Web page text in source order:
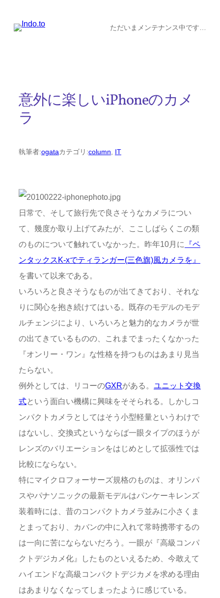
ただいまメンテナンス中です…
意外に楽しいiPhoneのカメ
ラ
執筆者:ogataカテゴリ:column, IT
日常で、そして旅行先で良さそうなカメラについ
て、幾度か取り上げてみたが、ここしばらくこの類
のものについて触れていなかった。昨年10月に
『ペ
ンタックスK-xでティランガー(三色旗)風カメラを』
を書いて以来である。
いろいろと良さそうなものが出てきており、それな
りに関心を抱き続けてはいる。既存のモデルのモデ
ルチェンジにより、いろいろと魅力的なカメラが世
の出てきているものの、これまでまったくなかった
『オンリー・ワン』な性格を持つものはあまり見当
たらない。
例外としては、リコーのGXRがある。 ユニット交換
式という面白い機構に興味をそそられる。しかしコ
ンパクトカメラとしてはそう小型軽量というわけで
はないし、交換式というならば一眼タイプのほうが
レンズのバリエーションをはじめとして拡張性では
比較にならない。
特にマイクロフォーサーズ規格のものは、オリンパ
スやパナソニックの最新モデルはパンケーキレンズ
装着時には、昔のコンパクトカメラ並みに小さくま
とまっており、カバンの中に入れて常時携帯するの
は一向に苦にならないだろう。一眼が『高級コンパ
クトデジカメ化』したものといえるため、今敢えて
ハイエンドな高級コンパクトデジカメを求める理由
はあまりなくなってしまったように感じている。